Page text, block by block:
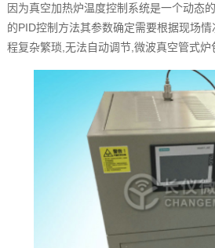
因为真空加热炉温度控制系统是一个动态
的PID控制方法其参数确定需要根据现场
程复杂繁琐,无法自动调节,微波真空管式